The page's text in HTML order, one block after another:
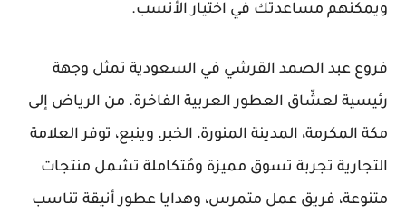
ويمكنهم مساعدتك في اختيار الأنسب.
فروع عبد الصمد القرشي في السعودية تمثل وجهة
رئيسية لعشّاق العطور العربية الفاخرة. من الرياض إلى
مكة المكرمة، المدينة المنورة، الخبر، وينبع، توفر العلامة
التجارية تجربة تسوق مميزة ومُتكاملة تشمل منتجات
متنوعة، فريق عمل متمرس، وهدايا عطور أنيقة تناسب